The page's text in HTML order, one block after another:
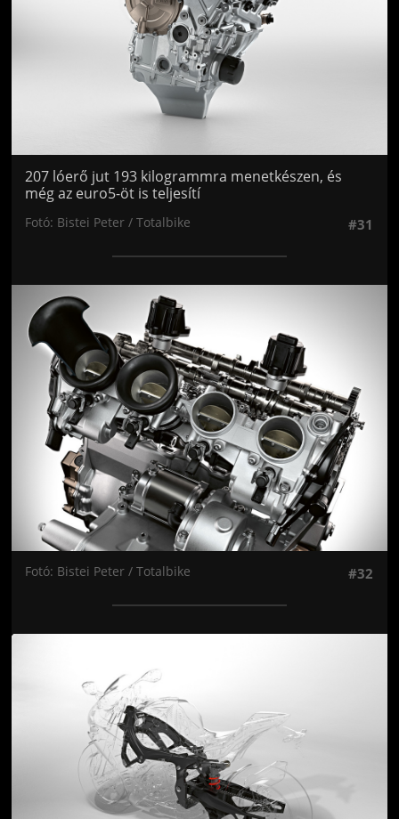
207 lóerő jut 193 kilogrammra menetkészen, és
még az euro5-öt is teljesítí
Fotó: Bistei Peter / Totalbike #31
Jön még kép!
Fotó: Bistei Peter / Totalbike #32